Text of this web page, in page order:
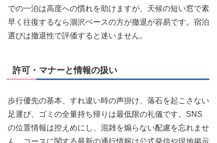
での一泊は高度への慣れを助けますが、天候の短い窓で素
早く往復するなら涸沢ベースの方が撤退が容易です。宿泊
選びは撤退性で評価すると迷いません。
許可・マナーと情報の扱い
歩行優先の基本、すれ違い時の声掛け、落石を起こさない
足運び、ゴミの全量持ち帰りは最低限の礼儀です。SNS
の位置情報は控えめにし、混雑を煽らない配慮を忘れませ